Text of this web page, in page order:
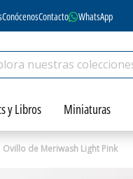
ConócenosContacto WhatsApp
y Libros Miniaturas
Ovillo de Meriwash Light Pink